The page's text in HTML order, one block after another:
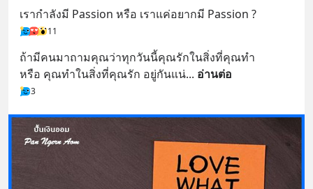
เรากำลังมี Passion หรือ เราแค่อยากมี Passion ?
11
ถ้ามีคนมาถามคุณว่าทุกวันนี้คุณรักในสิ่งที่คุณทำ
หรือ คุณทำในสิ่งที่คุณรัก อยู่กันแน่... อ่านต่อ
3